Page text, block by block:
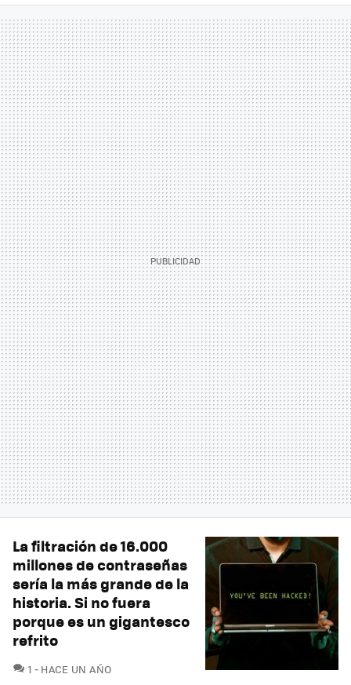
La filtración de 16.000
millones de contraseñas
sería la más grande de la
historia. Si no fuera
porque es un gigantesco
refrito
1 COMENTARIOS
HACE UN AÑO